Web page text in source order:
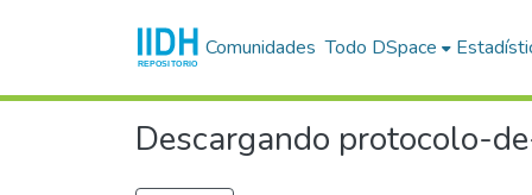
Comunidades Todo DSpace
Descargando protocolo-